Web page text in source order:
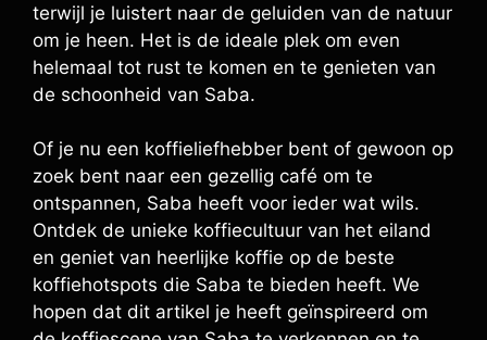
terwijl je luistert naar de geluiden van de natuur
om je heen. Het is de ideale plek om even
helemaal tot rust te komen en te genieten van
de schoonheid van Saba.
Of je nu een koffieliefhebber bent of gewoon op
zoek bent naar een gezellig café om te
ontspannen, Saba heeft voor ieder wat wils.
Ontdek de unieke koffiecultuur van het eiland
en geniet van heerlijke koffie op de beste
koffiehotspots die Saba te bieden heeft. We
hopen dat dit artikel je heeft geïnspireerd om